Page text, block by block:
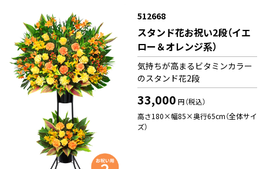
512668
スタンド花お祝い2段（イエ
ロー＆オレンジ系）
気持ちが高まるビタミンカラー
のスタンド花2段
33,000 円（税込）
高さ180×幅85×奥行65cm（全体サイ
ズ）